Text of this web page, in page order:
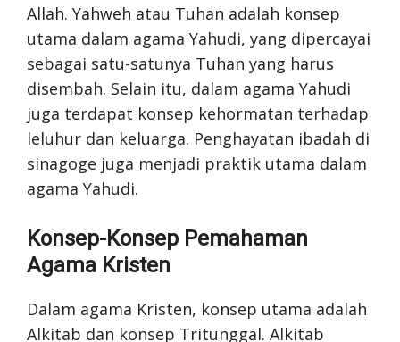
Allah. Yahweh atau Tuhan adalah konsep
utama dalam agama Yahudi, yang dipercayai
sebagai satu-satunya Tuhan yang harus
disembah. Selain itu, dalam agama Yahudi
juga terdapat konsep kehormatan terhadap
leluhur dan keluarga. Penghayatan ibadah di
sinagoge juga menjadi praktik utama dalam
agama Yahudi.
Konsep-Konsep Pemahaman
Agama Kristen
Dalam agama Kristen, konsep utama adalah
Alkitab dan konsep Tritunggal. Alkitab